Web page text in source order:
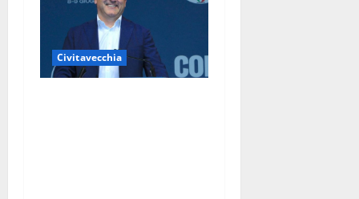
Civitavecchia